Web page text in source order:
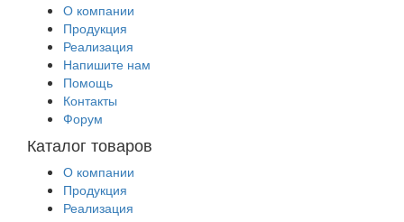
О компании
Продукция
Реализация
Напишите нам
Помощь
Контакты
Форум
Каталог товаров
О компании
Продукция
Реализация